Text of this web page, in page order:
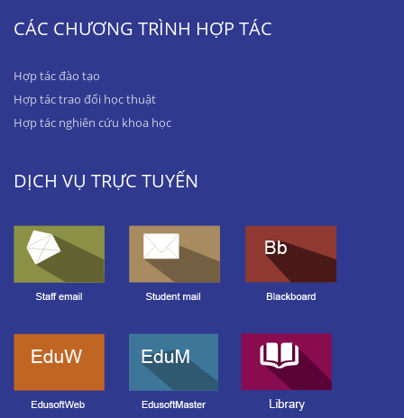
CÁC CHƯƠNG TRÌNH HỢP TÁC
Hợp tác đào tạo
Hợp tác trao đổi học thuật
Hợp tác nghiên cứu khoa học
DỊCH VỤ TRỰC TUYẾN